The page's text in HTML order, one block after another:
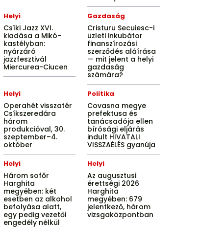
Helyi
Csíki Jazz XVI.
kiadása a Mikó-
kastélyban:
nyárzáró
jazzfesztivál
Miercurea-Ciucen
Gazdaság
Cristuru Secuiesc-i
üzleti inkubátor
finanszírozási
szerződés aláírása
— mit jelent a helyi
gazdaság
számára?
Helyi
Operahét visszatér
Csíkszeredára
három
produkcióval, 30.
szeptember–4.
október
Politika
Covasna megye
prefektusa és
tanácsadója ellen
bírósági eljárás
indult HIVATALI
VISSZAÉLÉS gyanúja
Helyi
Három sofőr
Harghita
megyében: két
esetben az alkohol
befolyása alatt,
egy pedig vezetői
engedély nélkül
Helyi
Az augusztusi
érettségi 2026
Harghita
megyében: 679
jelentkező, három
vizsgaközpontban